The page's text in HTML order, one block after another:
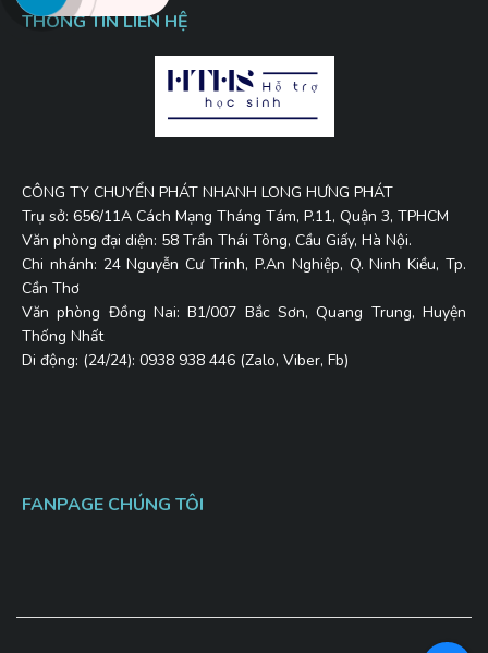
THÔNG TIN LIÊN HỆ
CÔNG TY CHUYỂN PHÁT NHANH LONG HƯNG PHÁT
Trụ sở: 656/11A Cách Mạng Tháng Tám, P.11, Quận 3, TPHCM
Văn phòng đại diện: 58 Trần Thái Tông, Cầu Giấy, Hà Nội.
Chi nhánh: 24 Nguyễn Cư Trinh, P.An Nghiệp, Q. Ninh Kiều, Tp.
Cần Thơ
Văn phòng Đồng Nai: B1/007 Bắc Sơn, Quang Trung, Huyện
Thống Nhất
Di động: (24/24): 0938 938 446 (Zalo, Viber, Fb)
FANPAGE CHÚNG TÔI